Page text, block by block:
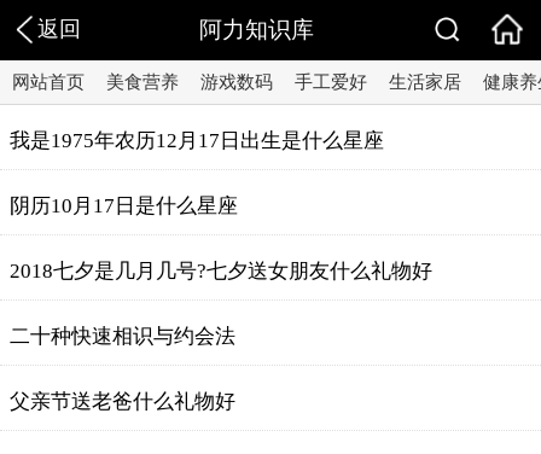
返回 阿力知识库
网站首页 美食营养 游戏数码 手工爱好 生活家居 健康养
我是1975年农历12月17日出生是什么星座
阴历10月17日是什么星座
2018七夕是几月几号?七夕送女朋友什么礼物好
二十种快速相识与约会法
父亲节送老爸什么礼物好